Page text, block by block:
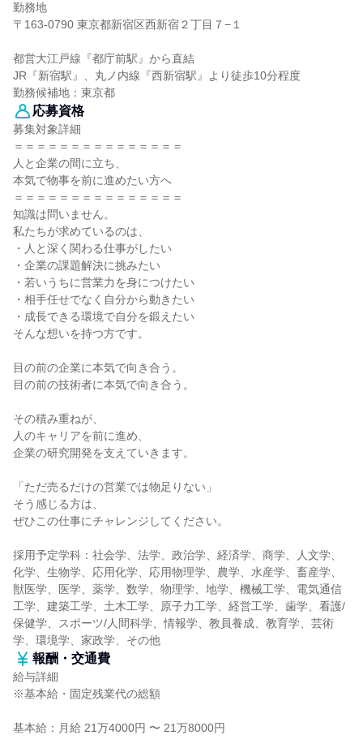
勤務地
〒163-0790 東京都新宿区西新宿２丁目７−１
都営大江戸線『都庁前駅』から直結
JR『新宿駅』、丸ノ内線『西新宿駅』より徒歩10分程度
勤務候補地：東京都
応募資格
募集対象詳細
＝＝＝＝＝＝＝＝＝＝＝＝＝＝＝
人と企業の間に立ち、
本気で物事を前に進めたい方へ
＝＝＝＝＝＝＝＝＝＝＝＝＝＝＝
知識は問いません。
私たちが求めているのは、
・人と深く関わる仕事がしたい
・企業の課題解決に挑みたい
・若いうちに営業力を身につけたい
・相手任せでなく自分から動きたい
・成長できる環境で自分を鍛えたい
そんな想いを持つ方です。
目の前の企業に本気で向き合う。
目の前の技術者に本気で向き合う。
その積み重ねが、
人のキャリアを前に進め、
企業の研究開発を支えていきます。
「ただ売るだけの営業では物足りない」
そう感じる方は、
ぜひこの仕事にチャレンジしてください。
採用予定学科：社会学、法学、政治学、経済学、商学、人文学、
化学、生物学、応用化学、応用物理学、農学、水産学、畜産学、
獣医学、医学、薬学、数学、物理学、地学、機械工学、電気通信
工学、建築工学、土木工学、原子力工学、経営工学、歯学、看護/
保健学、スポーツ/人間科学、情報学、教員養成、教育学、芸術
学、環境学、家政学、その他
報酬・交通費
給与詳細
※基本給・固定残業代の総額
基本給：月給 21万4000円 〜 21万8000円